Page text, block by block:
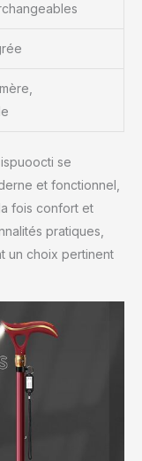
verrouillées.
canne de
les
que les
en
genoux
La canne a
une
à
que
se
et fonctionnel,
fois confort et
pratiques,
un choix pertinent